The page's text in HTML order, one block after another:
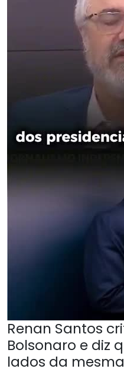
Renan Santos
Bolsonaro e diz
lados da